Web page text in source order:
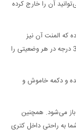
آن را خارج کرده
که المنت آن نیز
مخفی می‌باشد. همچنین این پایه قابلیت چرخش 360 درجه در هر وضعیتی را
و دکمه خاموش و
می‌شود. همچنین
شده شما به راحتی داخل کتری